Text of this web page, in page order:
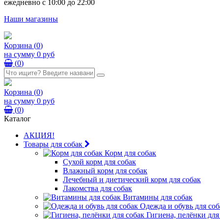
ежедневно с 10:00 до 22:00
Наши магазины
Корзина (0)
на сумму 0 руб
(0)
Корзина (0)
на сумму 0 руб
(0)
Каталог
АКЦИЯ!
Товары для собак
Корм для собак
Сухой корм для собак
Влажный корм для собак
Лечебный и диетический корм для собак
Лакомства для собак
Витамины для собак
Одежда и обувь для
Гигиена, пелёнки для